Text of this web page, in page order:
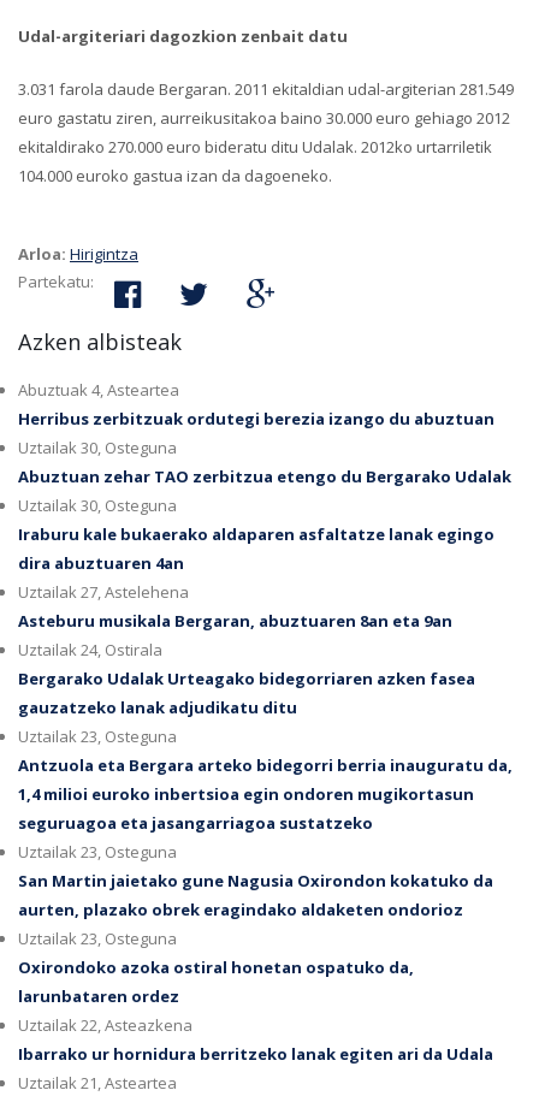
Udal-argiteriari dagozkion zenbait datu
3.031 farola daude Bergaran. 2011 ekitaldian udal-argiterian 281.549
euro gastatu ziren, aurreikusitakoa baino 30.000 euro gehiago 2012
ekitaldirako 270.000 euro bideratu ditu Udalak. 2012ko urtarriletik
104.000 euroko gastua izan da dagoeneko.
Arloa: Hirigintza
Partekatu:
Azken albisteak
Abuztuak 4, Asteartea
Herribus zerbitzuak ordutegi berezia izango du abuztuan
Uztailak 30, Osteguna
Abuztuan zehar TAO zerbitzua etengo du Bergarako Udalak
Uztailak 30, Osteguna
Iraburu kale bukaerako aldaparen asfaltatze lanak egingo
dira abuztuaren 4an
Uztailak 27, Astelehena
Asteburu musikala Bergaran, abuztuaren 8an eta 9an
Uztailak 24, Ostirala
Bergarako Udalak Urteagako bidegorriaren azken fasea
gauzatzeko lanak adjudikatu ditu
Uztailak 23, Osteguna
Antzuola eta Bergara arteko bidegorri berria inauguratu da,
1,4 milioi euroko inbertsioa egin ondoren mugikortasun
seguruagoa eta jasangarriagoa sustatzeko
Uztailak 23, Osteguna
San Martin jaietako gune Nagusia Oxirondon kokatuko da
aurten, plazako obrek eragindako aldaketen ondorioz
Uztailak 23, Osteguna
Oxirondoko azoka ostiral honetan ospatuko da,
larunbataren ordez
Uztailak 22, Asteazkena
Ibarrako ur hornidura berritzeko lanak egiten ari da Udala
Uztailak 21, Asteartea